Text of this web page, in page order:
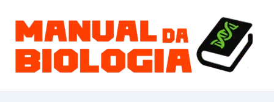
para
conteúdo